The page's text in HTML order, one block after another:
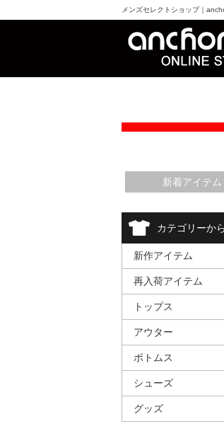
メンズセレクトショップ｜
新着アイテム
カテゴリーか
新作アイテム
再入荷アイテム
トップス
アウター
ボトムス
シューズ
グッズ